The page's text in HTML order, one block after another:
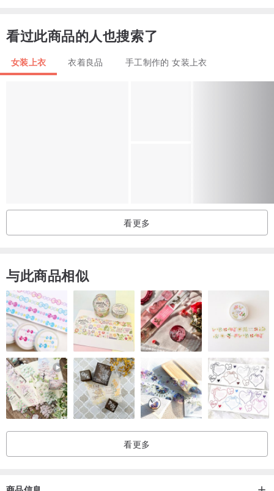
布料每次进货批次不同颜色深浅多少也会有点差异
因此发想将这些质量好但批次颜色差异的布料制作成衣
此件为棕色不同批次深浅颜色的２９片布块不规格拼接而成
米, 以上尺寸皆平放量测, 手作尺寸+/-2厘米)
- 深浅色衣物请分开洗涤。
- 建议冷水手洗，请勿大力搓揉且长时间浸泡(建议不要超过20分钟)。
- 洗净后稍微脱水(请勿超过3分钟)，将衣服直接＂反面＂晾起，将衣
服拉整平顺晾干即可。
- 在阴凉通风处晾晒即可，勿长时间直射太阳。
- 使用中性清洁剂，勿使用含有漂白剂与萤光剂的洗衣精。
- 深色绵麻质商品前几次下水容易有掉色现象，初次洗涤可加醋定
色。长期洗涤后会减少脱色情况，且会更加柔软。
- 若要机洗，请务必使用洗衣袋。
询问，会特别开专属卖场再行下标，谢谢。
看过此商品的人也搜索了
女装上衣 衣着良品 手工制作的 女装上衣
看更多
与此商品相似
看更多